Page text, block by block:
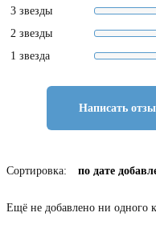
3 звезды
2 звезды
1 звезда
Написать
Сортировка: по дате
Ещё не добавлено ни одного